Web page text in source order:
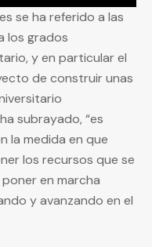
se ha referido a las
los grados
y en particular el
de construir unas
subrayado, “es
la medida en que
los recursos que se
en marcha
y avanzando en el